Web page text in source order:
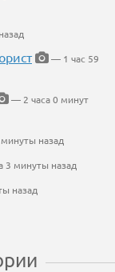
— 1 час 59
— 2 часа 0 минут
назад
3 минуты назад
назад